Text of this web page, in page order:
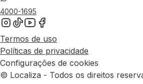
4000-1695
Termos de uso
Políticas de privacidade
Configurações de cookies
© Localiza - Todos os direitos